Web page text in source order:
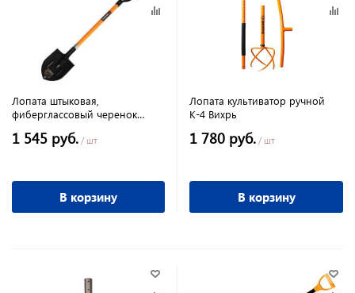
Лопата штыковая,
фиберглассовый черенок
1 545 руб. / шт
В корзину
Лопата культиватор ручной
К-4 Вихрь
1 780 руб. / шт
В корзину